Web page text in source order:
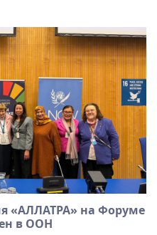
«АЛЛАТРА» на Форуме
в ООН